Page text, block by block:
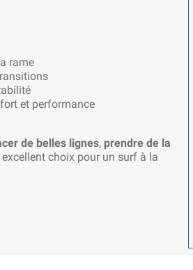
rame
et performance
de belles lignes, prendre de la
choix pour un surf à la